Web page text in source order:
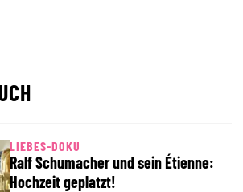
LIEBES-DOKU
Ralf Schumacher und sein Étienne:
Hochzeit geplatzt!